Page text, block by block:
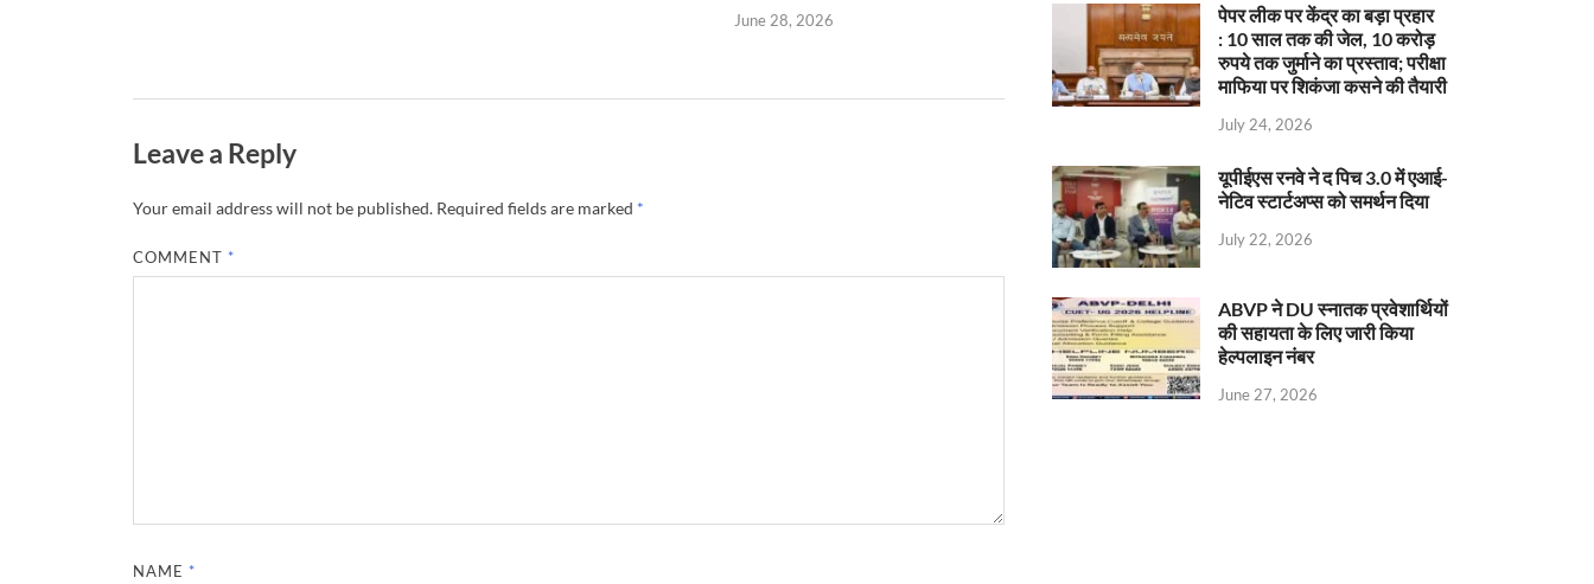
June 28, 2026
Leave a Reply
Your email address will not be published. Required fields are marked *
COMMENT *
NAME *
पेपर लीक पर केंद्र का बड़ा प्रहार
: 10 साल तक की जेल, 10 करोड़
रुपये तक जुर्माने का प्रस्ताव; परीक्षा
माफिया पर शिकंजा कसने की तैयारी
July 24, 2026
यूपीईएस रनवे ने द पिच 3.0 में एआई-
नेटिव स्टार्टअप्स को समर्थन दिया
July 22, 2026
ABVP ने DU स्नातक प्रवेशार्थियों
की सहायता के लिए जारी किया
हेल्पलाइन नंबर
June 27, 2026